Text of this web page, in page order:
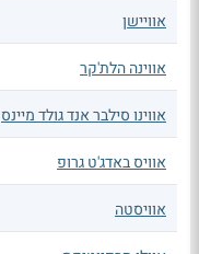
אוויישן
אווינה הלת'קר
אווינו סילבר אנד גולד מיינס
אוויס באדג'ט גרופ
אוויסטה